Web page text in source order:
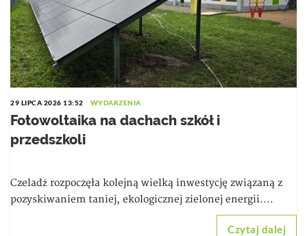
29 LIPCA 2026 13:52 WYDARZENIA
Fotowoltaika na dachach szkół i
przedszkoli
Czeladź rozpoczęła kolejną wielką inwestycję związaną z
pozyskiwaniem taniej, ekologicznej zielonej energii....
Czytaj dalej